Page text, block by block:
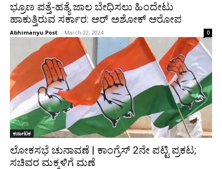
ಭ್ರೂಣ ಪತ್ತೆ-ಹತ್ಯೆ ಜಾಲ ಬೇಧಿಸಲು ಹಿಂದೇಟು
ಹಾಕುತ್ತಿರುವ ಸರ್ಕಾರ: ಆರ್‌ ಅಶೋಕ್‌ ಆರೋಪ
Abhimanyu Post - March 22, 2024 0
ಕರ್ನಾಟಕ
‌ಲೋಕಸಭೆ ಚುನಾವಣೆ | ಕಾಂಗ್ರೆಸ್‌ 2ನೇ ಪಟ್ಟಿ ಪ್ರಕಟ;
ಸಚಿವರ ಮಕ್ಕಳಿಗೆ ಮಣೆ